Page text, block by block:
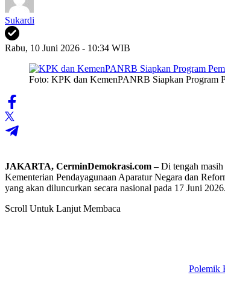
Sukardi
Rabu, 10 Juni 2026 - 10:34 WIB
Foto: KPK dan KemenPANRB Siapkan Program
JAKARTA, CerminDemokrasi.com –Di tengah masih
Kementerian Pendayagunaan Aparatur Negara dan
yang akan diluncurkan secara nasional pada 17 Juni 2026.
Scroll Untuk Lanjut Membaca
Polemik